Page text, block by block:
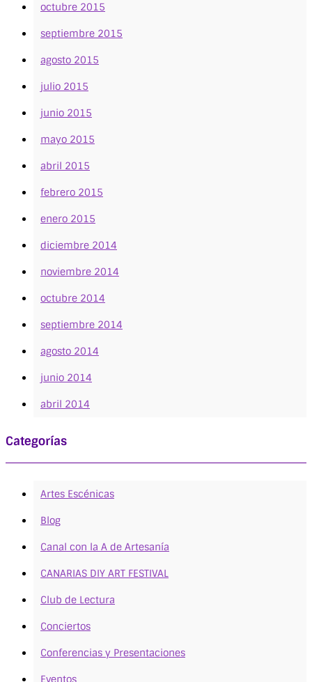
octubre 2015
septiembre 2015
agosto 2015
julio 2015
junio 2015
mayo 2015
abril 2015
febrero 2015
enero 2015
diciembre 2014
noviembre 2014
octubre 2014
septiembre 2014
agosto 2014
junio 2014
abril 2014
Categorías
Artes Escénicas
Blog
Canal con la A de Artesanía
CANARIAS DIY ART FESTIVAL
Club de Lectura
Conciertos
Conferencias y Presentaciones
Eventos